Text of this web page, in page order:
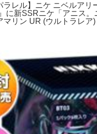
ラレル】ニケ ニベルア
に新SSRニケ「アニス
リン UR (ウルトラレア)